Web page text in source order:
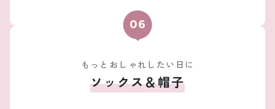
もっとおしゃれしたい日に
ソックス＆帽子